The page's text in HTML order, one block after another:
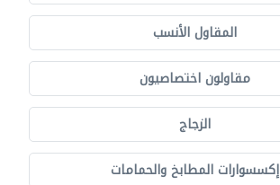
المقاول الأنسب
مقاولون اختصاصيون
الزجاج
إكسسوارات المطابخ والحمامات